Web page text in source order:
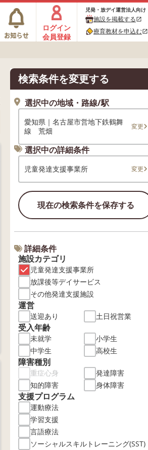
ログイン
会員登録
児発・放デイ運営法人向け
施設を掲載するopen_in_new
療育教材を申込むopen_in_new
検索条件を変更する
選択中の地域・路線/駅
愛知県｜名古屋市営地下鉄鶴舞
線 荒畑
変更
選択中の詳細条件
児童発達支援事業所 変更
現在の検索条件を保存する
詳細条件
施設カテゴリ
児童発達支援事業所
放課後等デイサービス
その他発達支援施設
運営
送迎あり 土日祝営業
受入年齢
未就学
小学生
中学生
高校生
障害種別
重症心身
発達障害
知的障害
身体障害
支援プログラム
運動療法
学習支援
言語療法
ソーシャルスキルトレーニング(SST)